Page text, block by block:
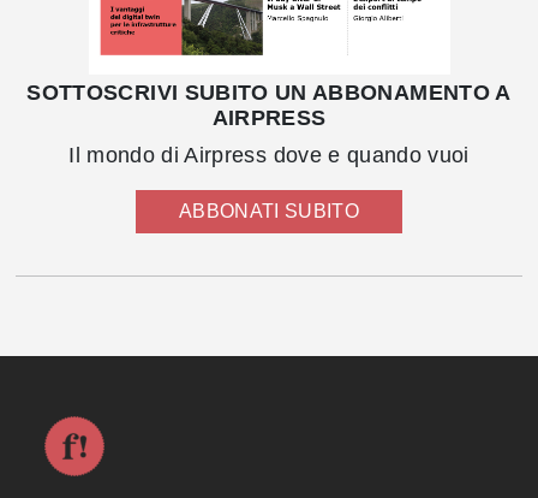
SOTTOSCRIVI SUBITO UN ABBONAMENTO A
AIRPRESS
Il mondo di Airpress dove e quando vuoi
ABBONATI SUBITO